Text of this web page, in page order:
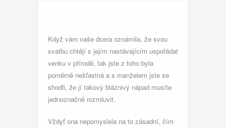
Když vám vaše dcera oznámila, že svou
svatbu chtějí s jejím nastávajícím uspořádat
venku v přírodě, tak jste z toho byla
poměrně nešťastná a s manželem jste se
shodli, že jí takový bláznivý nápad musíte
jednoznačně rozmluvit.
Vždyť ona nepomyslela na to zásadní, čím